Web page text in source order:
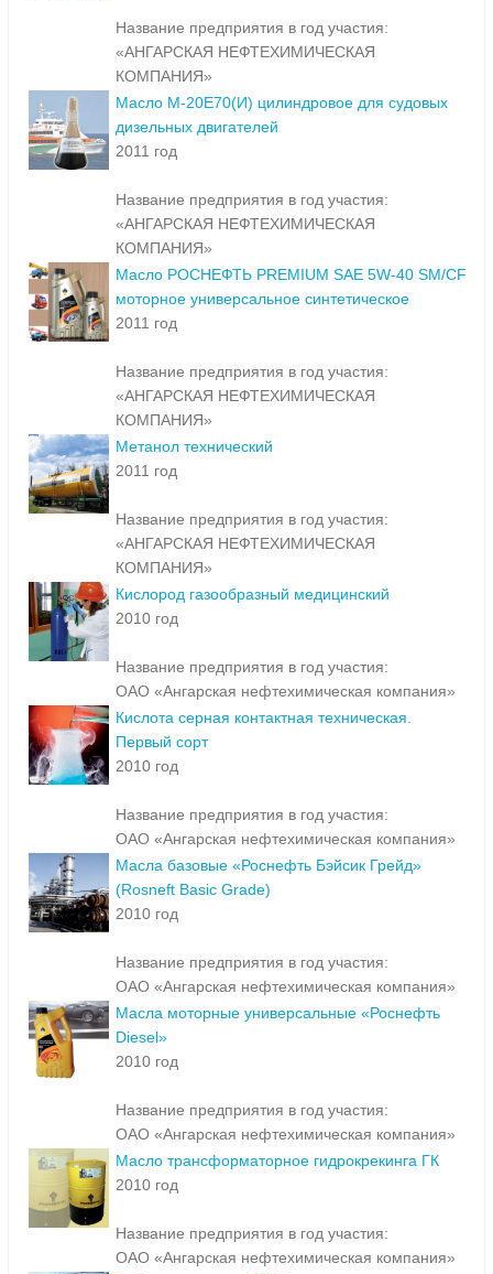
Название предприятия в год участия:
«АНГАРСКАЯ НЕФТЕХИМИЧЕСКАЯ
КОМПАНИЯ»
Масло М-20Е70(И) цилиндровое для судовых
дизельных двигателей
2011 год
Название предприятия в год участия:
«АНГАРСКАЯ НЕФТЕХИМИЧЕСКАЯ
КОМПАНИЯ»
Масло РОСНЕФТЬ PREMIUM SAE 5W-40 SM/CF
моторное универсальное синтетическое
2011 год
Название предприятия в год участия:
«АНГАРСКАЯ НЕФТЕХИМИЧЕСКАЯ
КОМПАНИЯ»
Метанол технический
2011 год
Название предприятия в год участия:
«АНГАРСКАЯ НЕФТЕХИМИЧЕСКАЯ
КОМПАНИЯ»
Кислород газообразный медицинский
2010 год
Название предприятия в год участия:
ОАО «Ангарская нефтехимическая компания»
Кислота серная контактная техническая.
Первый сорт
2010 год
Название предприятия в год участия:
ОАО «Ангарская нефтехимическая компания»
Масла базовые «Роснефть Бэйсик Грейд»
(Rosneft Basic Grade)
2010 год
Название предприятия в год участия:
ОАО «Ангарская нефтехимическая компания»
Масла моторные универсальные «Роснефть
Diesel»
2010 год
Название предприятия в год участия:
ОАО «Ангарская нефтехимическая компания»
Масло трансформаторное гидрокрекинга ГК
2010 год
Название предприятия в год участия:
ОАО «Ангарская нефтехимическая компания»